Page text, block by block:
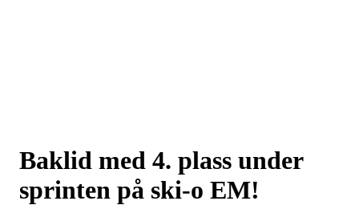
Baklid med 4. plass under
sprinten på ski-o EM!